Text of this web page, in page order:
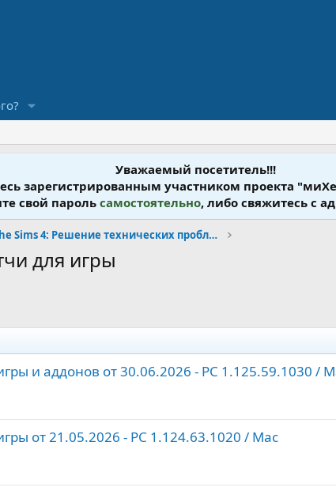
Уважаемый посетитель!!!
зарегистрированным участником проекта
свой пароль самостоятельно, либо свяжитесь с
The Sims 4: Решение технических проблем
для игры
и аддонов от 30.06.2026 - PC 1.125.59.1030 /
от 21.05.2026 - PC 1.124.63.1020 / Maс